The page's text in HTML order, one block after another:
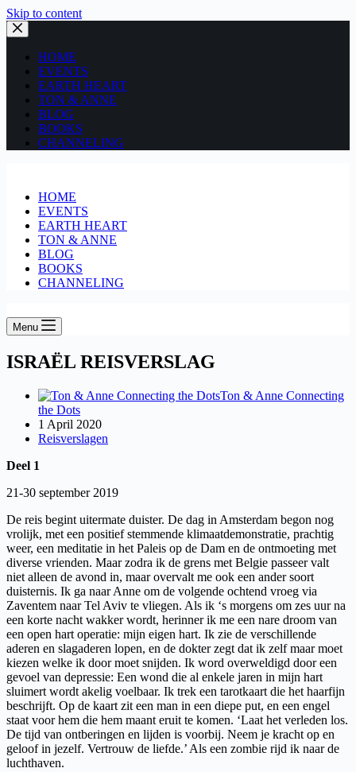
Skip to content
HOME
EVENTS
EARTH HEART
TON & ANNE
BLOG
BOOKS
CHANNELING
HOME
EVENTS
EARTH HEART
TON & ANNE
BLOG
BOOKS
CHANNELING
Menu
ISRAËL REISVERSLAG
Ton & Anne Connecting
the Dots
1 April 2020
Reisverslagen
Deel 1
21-30 september 2019
De reis begint uitermate duister. De dag in Amsterdam begon nog
vrolijk, met een positief stemmende klimaatdemonstratie, prachtig
weer, een meditatie in het Paleis op de Dam en de ontmoeting met
diverse vrienden. Maar zodra ik de grens met Belgie passeer valt
niet alleen de avond in, maar overvalt me ook een ander soort
duisternis. Ik ga naar Anne om de volgende ochtend vroeg via
Zaventem naar Tel Aviv te vliegen. Als ik ‘s morgens om zes uur na
een korte nacht wakker wordt, herinner ik me een nare droom van
een open hart operatie: mijn eigen hart. Ik zie de verschillende
aderen en slagaderen lopen, en de dokter zegt dat ik zelf maar moet
kiezen welke ik door moet snijden. Ik word overweldigd door een
gevoel van depressie: Een wond die al enkele jaren in mijn hart
sluimert wordt akelig voelbaar. Ik trek een tarotkaart die het haarfijn
beschrijft. Op de kaart zit een man in een diepe put, en een engel
staat voor hem die hem maant eruit te komen. ‘Laat het verleden los.
De tijd van ontberingen en lijden is voorbij. Neem je kracht op en
geloof in jezelf. Vertrouw de liefde.’ Als een zombie rijd ik naar de
luchthaven.